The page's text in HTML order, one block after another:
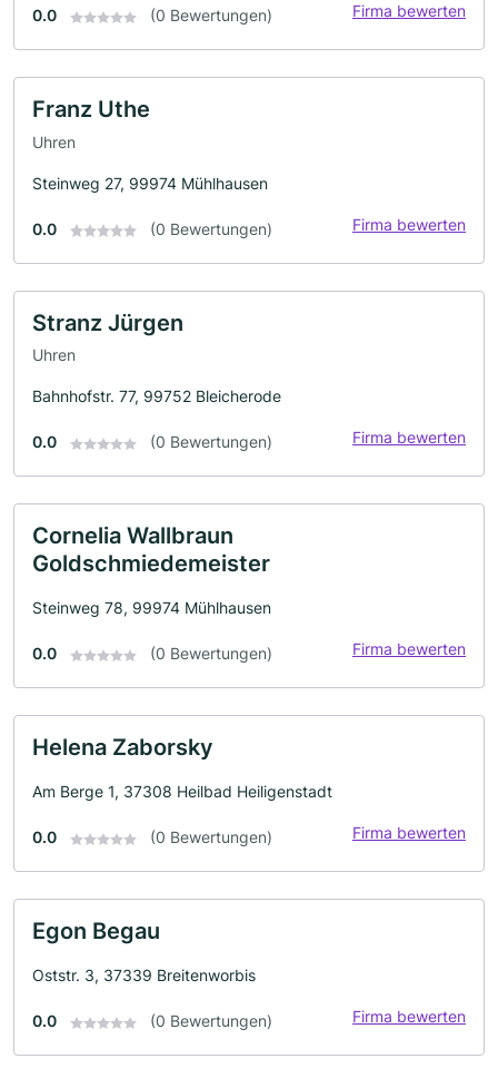
0.0 (0 Bewertungen) Firma bewerten
Franz Uthe
Uhren
Steinweg 27, 99974 Mühlhausen
0.0 (0 Bewertungen) Firma bewerten
Stranz Jürgen
Uhren
Bahnhofstr. 77, 99752 Bleicherode
0.0 (0 Bewertungen) Firma bewerten
Cornelia Wallbraun
Goldschmiedemeister
Steinweg 78, 99974 Mühlhausen
0.0 (0 Bewertungen) Firma bewerten
Helena Zaborsky
Am Berge 1, 37308 Heilbad Heiligenstadt
0.0 (0 Bewertungen) Firma bewerten
Egon Begau
Oststr. 3, 37339 Breitenworbis
0.0 (0 Bewertungen) Firma bewerten